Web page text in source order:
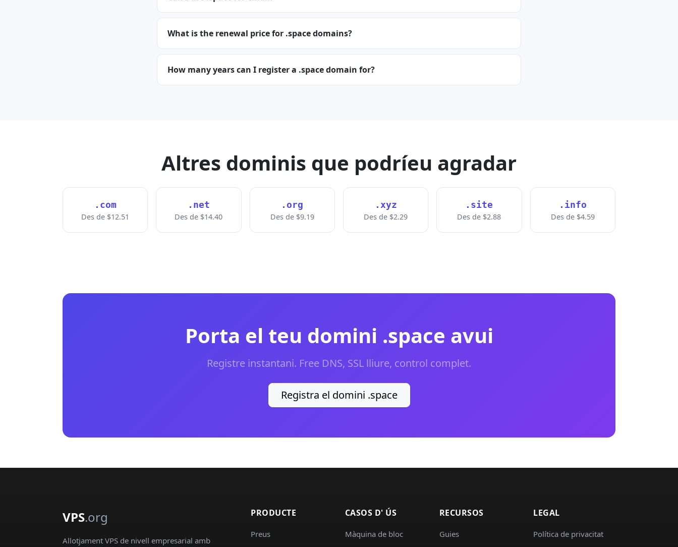
What is the renewal price for .space domains?
How many years can I register a .space domain for?
Altres dominis que podríeu agradar
.com
Des de $12.51
.net
Des de $14.40
.org
Des de $9.19
.xyz
Des de $2.29
.site
Des de $2.88
.info
Des de $4.59
Porta el teu domini .space avui
Registre instantani. Free DNS, SSL lliure, control complet.
Registra el domini .space
VPS.org
Allotjament VPS de nivell empresarial amb
PRODUCTE
Preus
CASOS D' ÚS
Màquina de bloc
RECURSOS
Guies
LEGAL
Política de privacitat